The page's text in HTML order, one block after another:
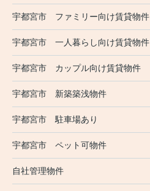
宇都宮市 ファミリー向け賃貸物件
宇都宮市 一人暮らし向け賃貸物件
宇都宮市 カップル向け賃貸物件
宇都宮市 新築築浅物件
宇都宮市 駐車場あり
宇都宮市 ペット可物件
自社管理物件